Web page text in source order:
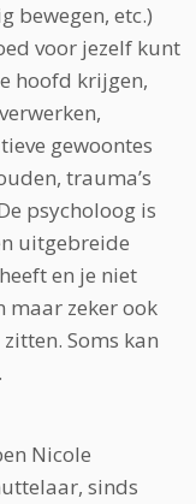
bewegen, etc.)
voor jezelf kunt
hoofd krijgen,
gewoontes
trauma’s
psycholoog is
uitgebreide
en je niet
maar zeker ook
Soms kan
Nicole
sinds